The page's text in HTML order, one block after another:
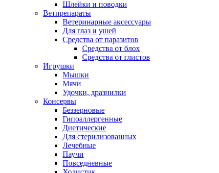
Шлейки и поводки
Ветпрепараты
Ветеринарные аксессуары
Для глаз и ушей
Средства от паразитов
Средства от блох
Средства от глистов
Игрушки
Мышки
Мячи
Удочки, дразнилки
Консервы
Беззерновые
Гипоаллергенные
Диетические
Для стерилизованных
Лечебные
Паучи
Повседневные